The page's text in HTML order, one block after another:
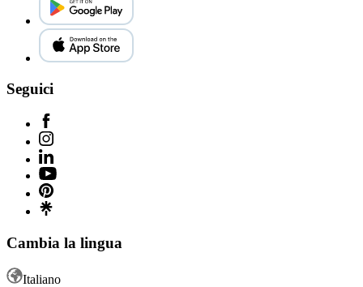
Seguici
Cambia la lingua
Italiano